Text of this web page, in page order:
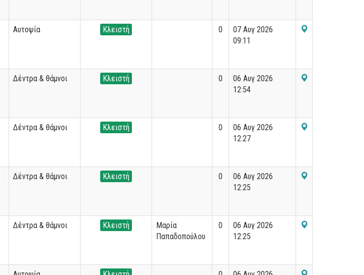
Αυτοψία Κλειστή 0
07 Αυγ 2026
09:11
Δέντρα & θάμνοι Κλειστή 0
06 Αυγ 2026
12:54
Δέντρα & θάμνοι Κλειστή 0
06 Αυγ 2026
12:27
Δέντρα & θάμνοι Κλειστή 0
06 Αυγ 2026
12:25
Δέντρα & θάμνοι Κλειστή
Μαρία
Παπαδοπούλου
0
06 Αυγ 2026
12:25